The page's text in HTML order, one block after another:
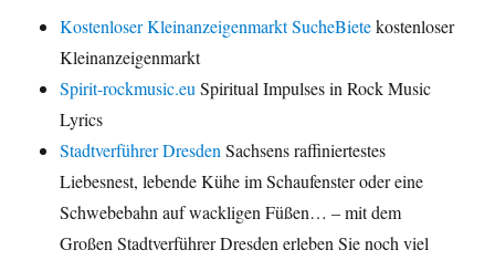
Kostenloser Kleinanzeigenmarkt SucheBietekostenloser
Kleinanzeigenmarkt
Spirit-rockmusic.euSpiritual Impulses in Rock Music
Lyrics
Stadtverführer DresdenSachsens raffiniertestes
Liebesnest, lebende Kühe im Schaufenster oder eine
Schwebebahn auf wackligen Füßen… – mit dem
Großen Stadtverführer Dresden erleben Sie noch viel